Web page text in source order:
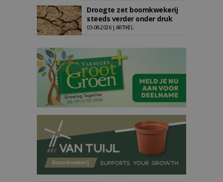
Droogte zet boomkwekerij
steeds verder onder druk
03-08-2026 | ARTIKEL